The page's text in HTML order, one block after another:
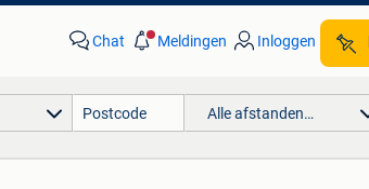
Chat Meldingen Inloggen
Alle afstanden…